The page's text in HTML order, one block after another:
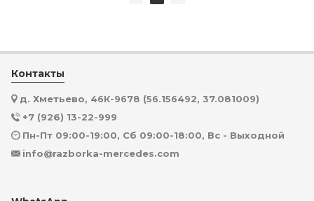
Контакты
д. Хметьево, 46К-9678 (56.156492, 37.081009)
+7 (926) 13-22-999
Пн-Пт 09:00-19:00, Сб 09:00-18:00, Вс - Выходной
info@razborka-mercedes.com